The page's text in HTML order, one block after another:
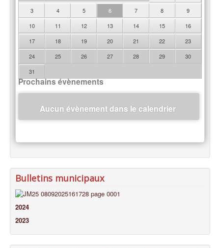
3
4 5 6 7 8
9
10
11 12 13 14 15
16
17
18 19 20 21 22
23
24
25 26 27 28 29
30
31
Prochains évènements
Aucun évènement dans le calendrier
Bulletins municipaux
2024
2023